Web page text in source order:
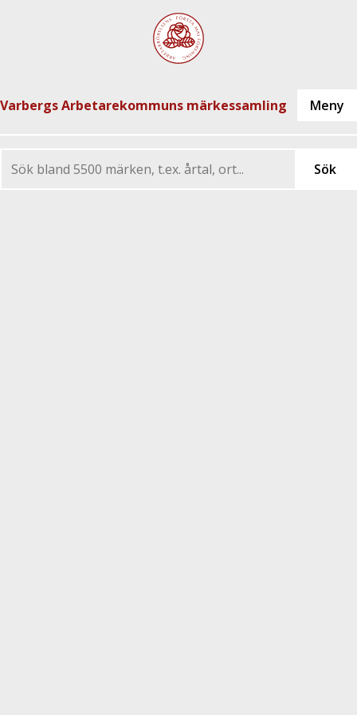
Varbergs Arbetarekommuns märkessamling